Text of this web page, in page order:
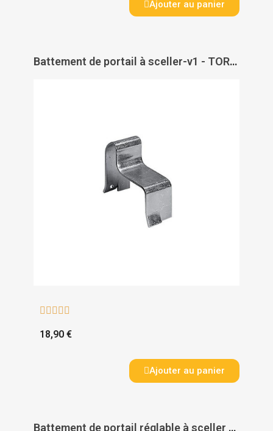
Ajouter au panier
Battement de portail à sceller-v1 - TORBEL
    
18,90 €
Ajouter au panier
Battement de portail réglable à sceller en polyéthylène renforcé type OGS - LOCINOX